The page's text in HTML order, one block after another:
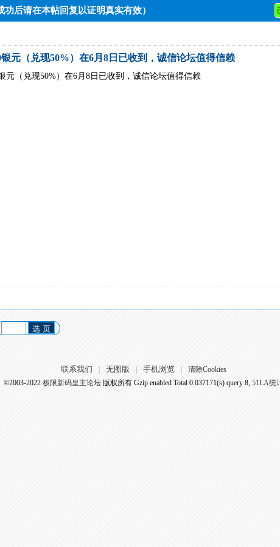
后请在本帖回复以证明真实有效）
元（兑现50%）在6月8日已收到，诚信论坛值得信赖
元（兑现50%）在6月8日已收到，诚信论坛值得信赖
选 页
联系我们 无图版 手机浏览
清除Cookies
©2003-2022 极限新码皇主论坛版权所有 Gzip enabled Total 0.037171(s) query 8, 51LA统